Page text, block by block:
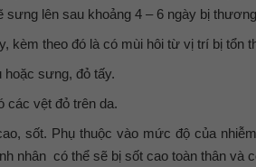
lên sau khoảng 4 – 6 ngày bị
kèm theo đó là có mùi hôi từ vị trí bị tổn
hoặc sưng, đỏ tấy.
các vệt đỏ trên da.
sốt. Phụ thuộc vào mức độ của
nhân có thể sẽ bị sốt cao toàn thân và